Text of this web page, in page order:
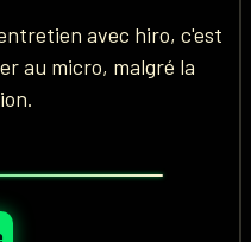
avec hiro, c'est
au micro, malgré la